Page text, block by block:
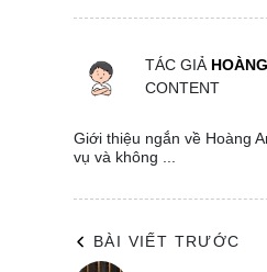
TÁC GIẢ
CONTENT
Giới thiệu ngắn về Hoàng
vụ và không ...
BÀI VIẾT TRƯỚC